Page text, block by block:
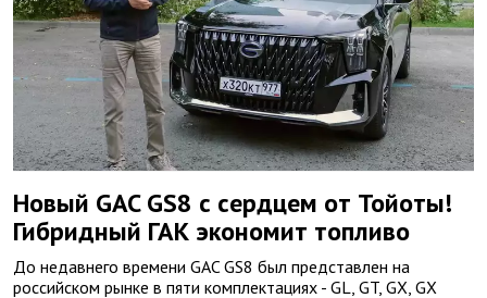
Новый GAC GS8 с сердцем от Тойоты!
Гибридный ГАК экономит топливо
До недавнего времени GAC GS8 был представлен на
российском рынке в пяти комплектациях - GL, GT, GX, GX